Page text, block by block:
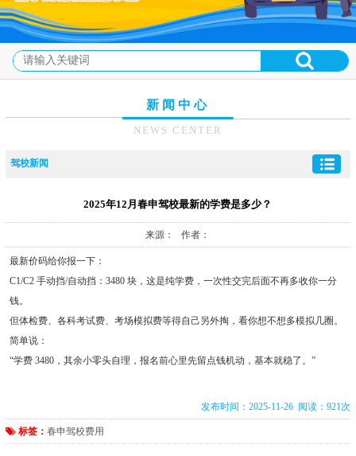
新闻中心
NEWS CENTER
驾校新闻
2025年12月春申驾校最新的学费是多少？
来源： 作者：
最新价码给你报一下：
C1/C2 手动挡/自动挡：3480 块，这是纯学费，一次性交完后面不再多收你一分
钱。
但体检费、各科考试费、考场模拟费等得自己另外掏，看你想不想多模拟几圈。
简单说：
“学费 3480，其余小零头自理，报名前心里先留点钱机动，基本就稳了。”
发布时间：2025-11-26 阅读：921次
标签： 春申驾校费用